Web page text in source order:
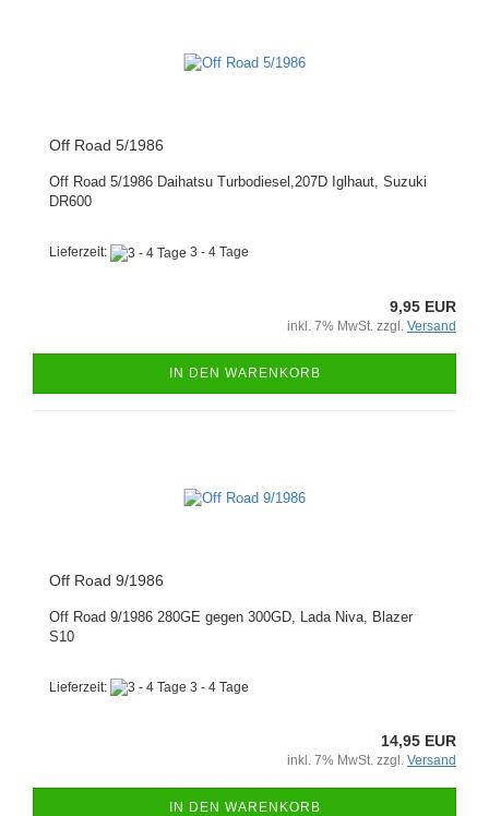
Off Road 5/1986
Off Road 5/1986 Daihatsu Turbodiesel,207D Iglhaut, Suzuki
DR600
Lieferzeit: 3 - 4 Tage
9,95 EUR
inkl. 7% MwSt. zzgl. Versand
IN DEN WARENKORB
Off Road 9/1986
Off Road 9/1986 280GE gegen 300GD, Lada Niva, Blazer
S10
Lieferzeit: 3 - 4 Tage
14,95 EUR
inkl. 7% MwSt. zzgl. Versand
IN DEN WARENKORB